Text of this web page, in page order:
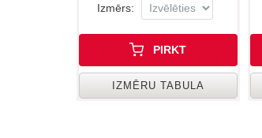
Izmērs:
PIRKT
IZMĒRU TABULA